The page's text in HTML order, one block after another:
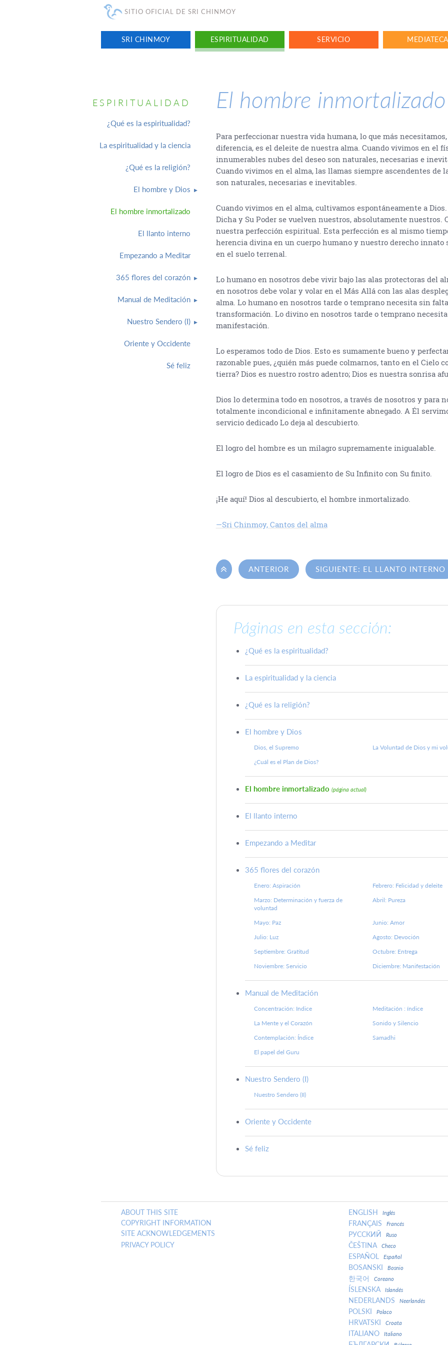
SITIO OFICIAL DE SRI CHINMOY
SRI CHINMOY ESPIRITUALIDAD SERVICIO MEDIATECA
ESPIRITUALIDAD
¿Qué es la espiritualidad?
La espiritualidad y la ciencia
¿Qué es la religión?
El hombre y Dios
El hombre inmortalizado
El llanto interno
Empezando a Meditar
365 flores del corazón
Manual de Meditación
Nuestro Sendero (I)
Oriente y Occidente
Sé feliz
El hombre inmortalizado
Para perfeccionar nuestra vida humana, lo que más
diferencia, es el deleite de nuestra alma. Cuando vivimos en el
innumerables nubes del deseo son naturales, necesarias e
Cuando vivimos en el alma, las llamas siempre ascendentes de
son naturales, necesarias e inevitables.
Cuando vivimos en el alma, cultivamos espontáneamente a Dios.
Dicha y Su Poder se vuelven nuestros, absolutamente nuestros.
nuestra perfección espiritual. Esta perfección es al mismo
herencia divina en un cuerpo humano y nuestro derecho innato
en el suelo terrenal.
Lo humano en nosotros debe vivir bajo las alas protectoras del
en nosotros debe volar y volar en el Más Allá con las alas
alma. Lo humano en nosotros tarde o temprano necesita sin
transformación. Lo divino en nosotros tarde o temprano
manifestación.
Lo esperamos todo de Dios. Esto es sumamente bueno y
razonable pues, ¿quién más puede colmarnos, tanto en el Cielo
tierra? Dios es nuestro rostro adentro; Dios es nuestra sonrisa
Dios lo determina todo en nosotros, a través de nosotros y para
totalmente incondicional e infinitamente abnegado. A Él
servicio dedicado Lo deja al descubierto.
El logro del hombre es un milagro supremamente inigualable.
El logro de Dios es el casamiento de Su Infinito con Su finito.
¡He aquí! Dios al descubierto, el hombre inmortalizado.
—Sri Chinmoy, Cantos del alma
 ANTERIOR SIGUIENTE: EL LLANTO INTERNO
Páginas en esta sección:
¿Qué es la espiritualidad?
La espiritualidad y la ciencia
¿Qué es la religión?
El hombre y Dios
Dios, el Supremo
La Voluntad de Dios y mi
¿Cuál es el Plan de Dios?
El hombre inmortalizado (página actual)
El llanto interno
Empezando a Meditar
365 flores del corazón
Enero: Aspiración
Febrero: Felicidad y deleite
Marzo: Determinación y fuerza de
voluntad
Abril: Pureza
Mayo: Paz
Junio: Amor
Julio: Luz
Agosto: Devoción
Septiembre: Gratitud
Octubre: Entrega
Noviembre: Servicio
Diciembre: Manifestación
Manual de Meditación
Concentración: Indice
Meditación : índice
La Mente y el Corazón
Sonido y Silencio
Contemplación: Índice
Samadhi
El papel del Guru
Nuestro Sendero (I)
Nuestro Sendero (II)
Oriente y Occidente
Sé feliz
ABOUT THIS SITE
COPYRIGHT INFORMATION
SITE ACKNOWLEDGEMENTS
PRIVACY POLICY
ENGLISH Inglés
FRANÇAIS Francés
РУССКИЙ Ruso
ČEŠTINA Checo
ESPAÑOL Español
BOSANSKI Bosnio
한국어 Coreano
ÍSLENSKA Islandés
NEDERLANDS Neerlandés
POLSKI Polaco
HRVATSKI Croata
ITALIANO Italiano